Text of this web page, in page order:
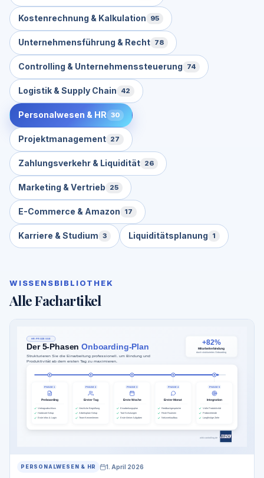
Kostenrechnung & Kalkulation 95
Unternehmensführung & Recht 78
Controlling & Unternehmenssteuerung 74
Logistik & Supply Chain 42
Personalwesen & HR 30
Projektmanagement 27
Zahlungsverkehr & Liquidität 26
Marketing & Vertrieb 25
E-Commerce & Amazon 17
Karriere & Studium 3 Liquiditätsplanung 1
WISSENSBIBLIOTHEK
Alle Fachartikel
PERSONALWESEN & HR 1. April 2026